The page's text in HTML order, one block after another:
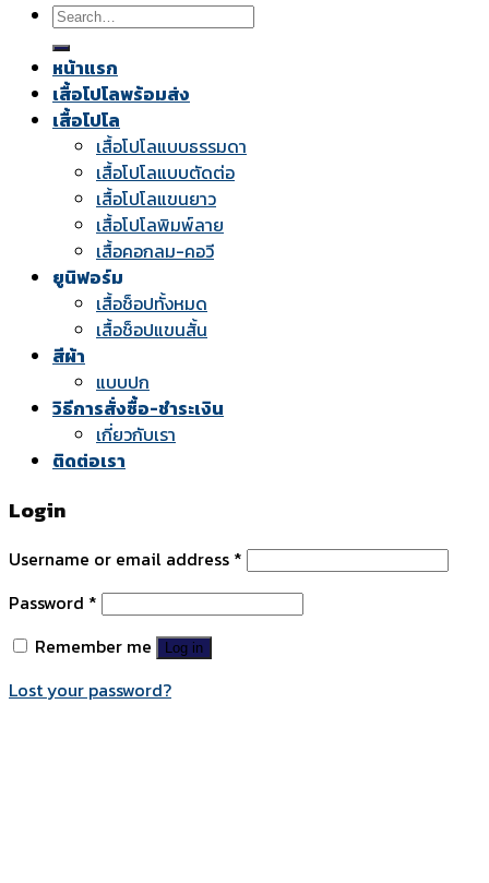
Search
for:
หน้าแรก
เสื้อโปโลพร้อมส่ง
เสื้อโปโล
เสื้อโปโลแบบธรรมดา
เสื้อโปโลแบบตัดต่อ
เสื้อโปโลแขนยาว
เสื้อโปโลพิมพ์ลาย
เสื้อคอกลม-คอวี
ยูนิฟอร์ม
เสื้อช็อปทั้งหมด
เสื้อช็อปแขนสั้น
สีผ้า
แบบปก
วิธีการสั่งซื้อ-ชำระเงิน
เกี่ยวกับเรา
ติดต่อเรา
Login
Username or email address *
Password *
Remember me
Log in
Lost your password?